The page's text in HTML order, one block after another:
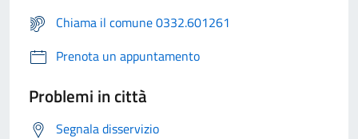
Chiama il comune 0332.601261
Prenota un appuntamento
Problemi in città
Segnala disservizio